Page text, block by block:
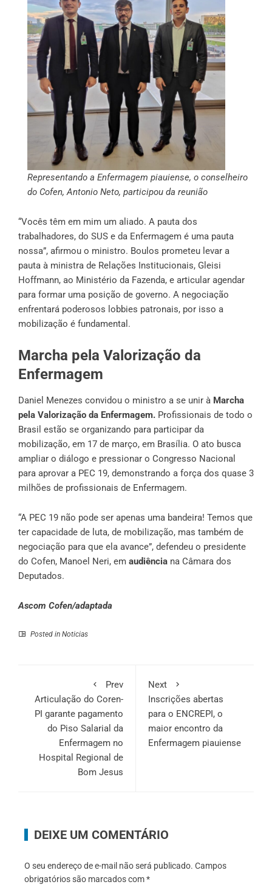
Representando a Enfermagem piauiense, o conselheiro
do Cofen, Antonio Neto, participou da reunião
“Vocês têm em mim um aliado. A pauta dos
trabalhadores, do SUS e da Enfermagem é uma pauta
nossa”, afirmou o ministro. Boulos prometeu levar a
pauta à ministra de Relações Institucionais, Gleisi
Hoffmann, ao Ministério da Fazenda, e articular agendar
para formar uma posição de governo. A negociação
enfrentará poderosos lobbies patronais, por isso a
mobilização é fundamental.
Marcha pela Valorização da
Enfermagem
Daniel Menezes convidou o ministro a se unir à Marcha
pela Valorização da Enfermagem. Profissionais de todo o
Brasil estão se organizando para participar da
mobilização, em 17 de março, em Brasília. O ato busca
ampliar o diálogo e pressionar o Congresso Nacional
para aprovar a PEC 19, demonstrando a força dos quase 3
milhões de profissionais de Enfermagem.
“A PEC 19 não pode ser apenas uma bandeira! Temos que
ter capacidade de luta, de mobilização, mas também de
negociação para que ela avance”, defendeu o presidente
do Cofen, Manoel Neri, em audiência na Câmara dos
Deputados.
Ascom Cofen/adaptada
Posted in Noticias
Prev
Articulação do Coren-
PI garante pagamento
do Piso Salarial da
Enfermagem no
Hospital Regional de
Bom Jesus
Next
Inscrições abertas
para o ENCREPI, o
maior encontro da
Enfermagem piauiense
DEIXE UM COMENTÁRIO
O seu endereço de e-mail não será publicado. Campos
obrigatórios são marcados com*